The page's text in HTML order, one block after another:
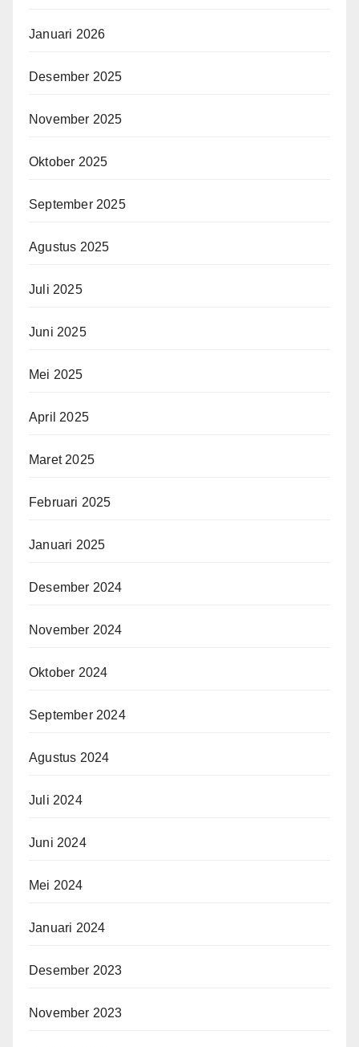
Januari 2026
Desember 2025
November 2025
Oktober 2025
September 2025
Agustus 2025
Juli 2025
Juni 2025
Mei 2025
April 2025
Maret 2025
Februari 2025
Januari 2025
Desember 2024
November 2024
Oktober 2024
September 2024
Agustus 2024
Juli 2024
Juni 2024
Mei 2024
Januari 2024
Desember 2023
November 2023